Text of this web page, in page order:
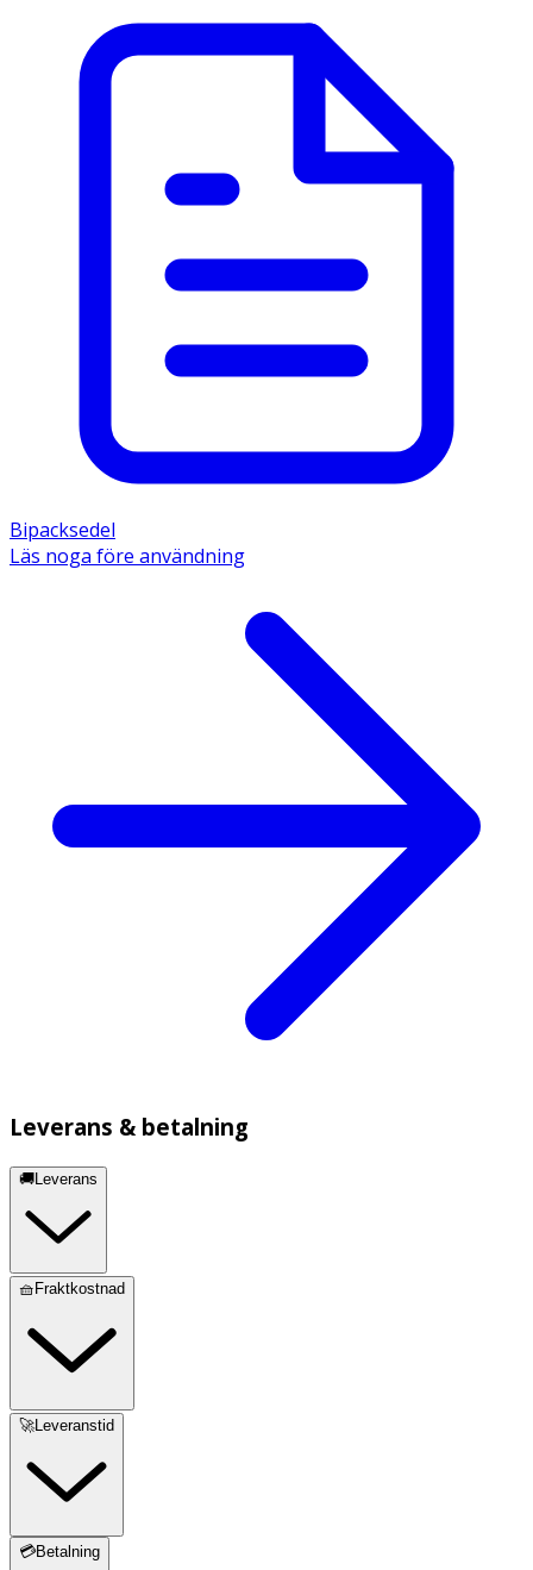
Bipacksedel
Läs noga före användning
Leverans & betalning
🚚Leverans
🧺Fraktkostnad
🚀Leveranstid
💳Betalning